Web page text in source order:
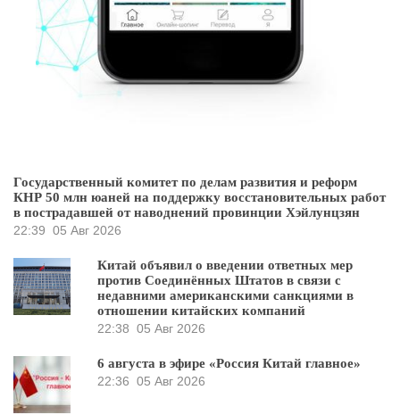
Государственный комитет по делам развития и реформ
КНР 50 млн юаней на поддержку восстановительных работ
в пострадавшей от наводнений провинции Хэйлунцзян
22:39 05 Авг 2026
Китай объявил о введении ответных мер
против Соединённых Штатов в связи с
недавними американскими санкциями в
отношении китайских компаний
22:38 05 Авг 2026
6 августа в эфире «Россия Китай главное»
22:36 05 Авг 2026